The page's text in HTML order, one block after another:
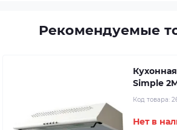
Рекомендуемые
Simple
Код товара:
Нет в